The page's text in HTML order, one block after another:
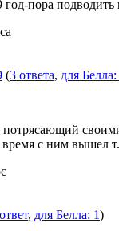
год-пора подводить
(3 ответа, для Белла:
с ним вышел
, для Белла: 1)